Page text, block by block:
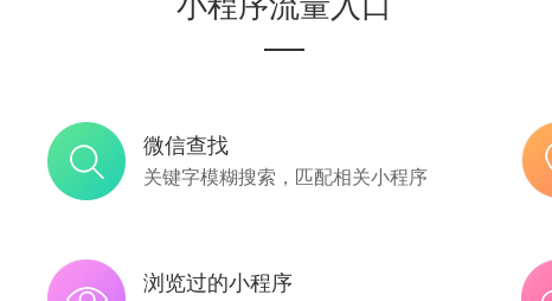
微信查找
关键字模糊搜索，匹配相关小程序
浏览过的小程序